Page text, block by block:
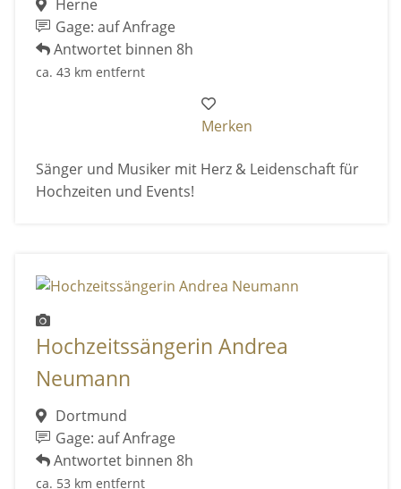
Herne
Gage: auf Anfrage
Antwortet binnen 8h
ca. 43 km entfernt
Merken
Sänger und Musiker mit Herz & Leidenschaft für
Hochzeiten und Events!
Hochzeitssängerin Andrea
Neumann
Dortmund
Gage: auf Anfrage
Antwortet binnen 8h
ca. 53 km entfernt